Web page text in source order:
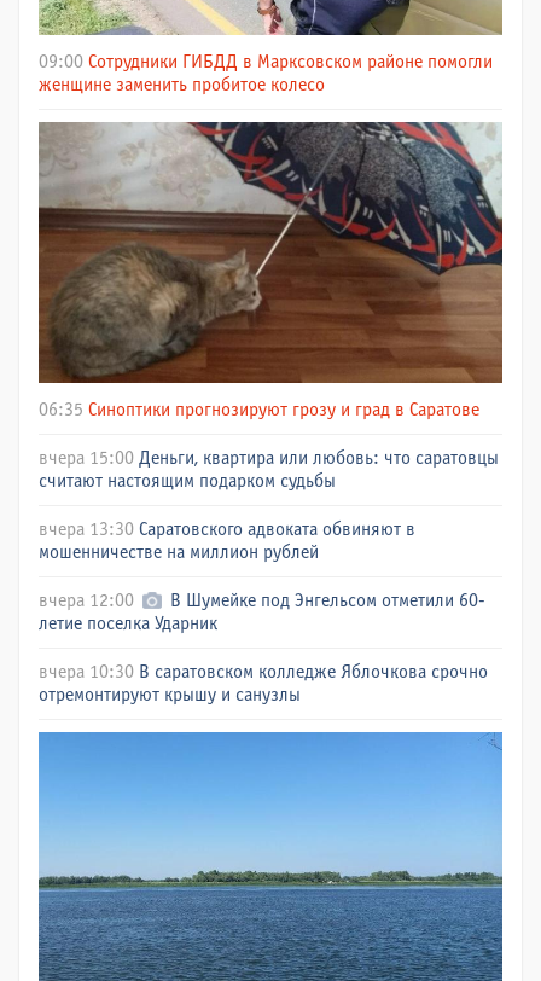
09:00 Сотрудники ГИБДД в Марксовском районе помогли
женщине заменить пробитое колесо
06:35 Синоптики прогнозируют грозу и град в Саратове
вчера 15:00 Деньги, квартира или любовь: что саратовцы
считают настоящим подарком судьбы
вчера 13:30 Саратовского адвоката обвиняют в
мошенничестве на миллион рублей
вчера 12:00
В Шумейке под Энгельсом отметили 60-
летие поселка Ударник
вчера 10:30 В саратовском колледже Яблочкова срочно
отремонтируют крышу и санузлы